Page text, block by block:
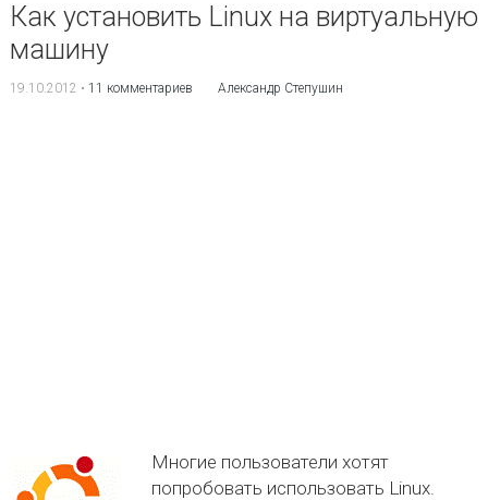
Как установить Linux на виртуальную
машину
19.10.2012 • 11 комментариев Александр Степушин
Многие пользователи хотят
попробовать использовать Linux.